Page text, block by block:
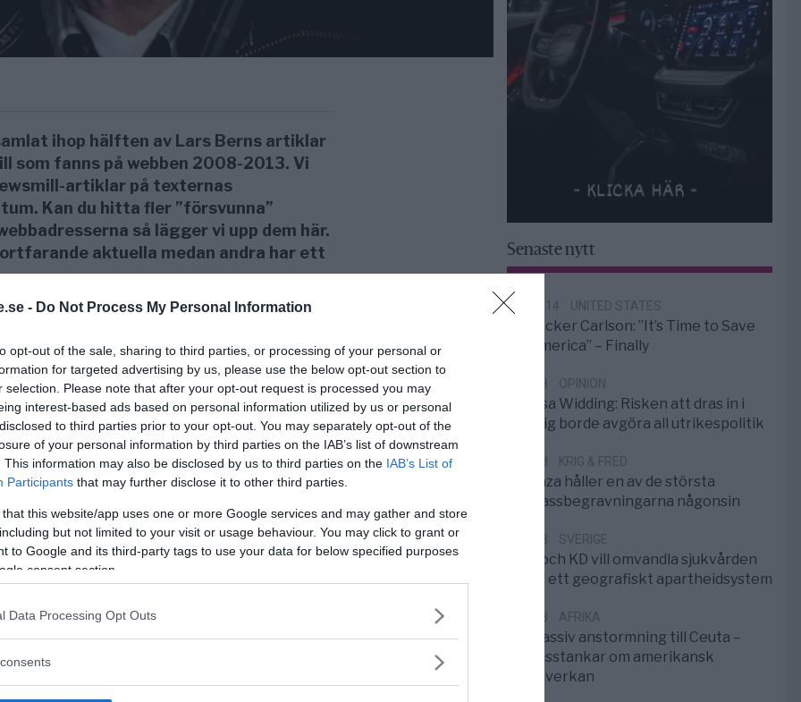
- Do Not Process My Personal Information
opt-out of the sale, sharing to third parties, or processing of your personal or
for targeted advertising by us, please use the below opt-out section to
selection. Please note that after your opt-out request is processed you may
interest-based ads based on personal information utilized by us or personal
to third parties prior to your opt-out. You may separately opt-out of the
of your personal information by third parties on the IAB’s list of downstream
This information may also be disclosed by us to third parties on the IAB’s List of
Participants that may further disclose it to other third parties.
this website/app uses one or more Google services and may gather and store
but not limited to your visit or usage behaviour. You may click to grant or
to Google and its third-party tags to use your data for below specified purposes
consent section.
Data Processing Opt Outs
ihop hälften av Lars Berns artiklar
som fanns på webben 2008-2013. Vi
artiklar på texternas
Kan du hitta fler ”försvunna”
så lägger vi upp dem här.
aktuella medan andra har ett
Bild: Lars Bern. Foto: Torbjörn Sassersson
SvD:s själ
statsreligion
debattklimatet ligger i Rosenbad
från industrin
mina farhågor
från industriintressen
i Rio+20
av jorden
Senaste nytt
12:14 UNITED STATES
Tucker Carlson: ”It’s Time to Save
America” – Finally
5/8 OPINION
Elsa Widding: Risken att dras in i
krig borde avgöra all utrikespolitik
5/8 KRIG & FRED
Gaza håller en av de största
massbegravningarna någonsin
5/8 SVERIGE
S och KD vill omvandla sjukvården
till ett geografiskt apartheidsystem
3/8 AFRIKA
Massiv anstormning till Ceuta –
Misstankar om amerikansk
påverkan